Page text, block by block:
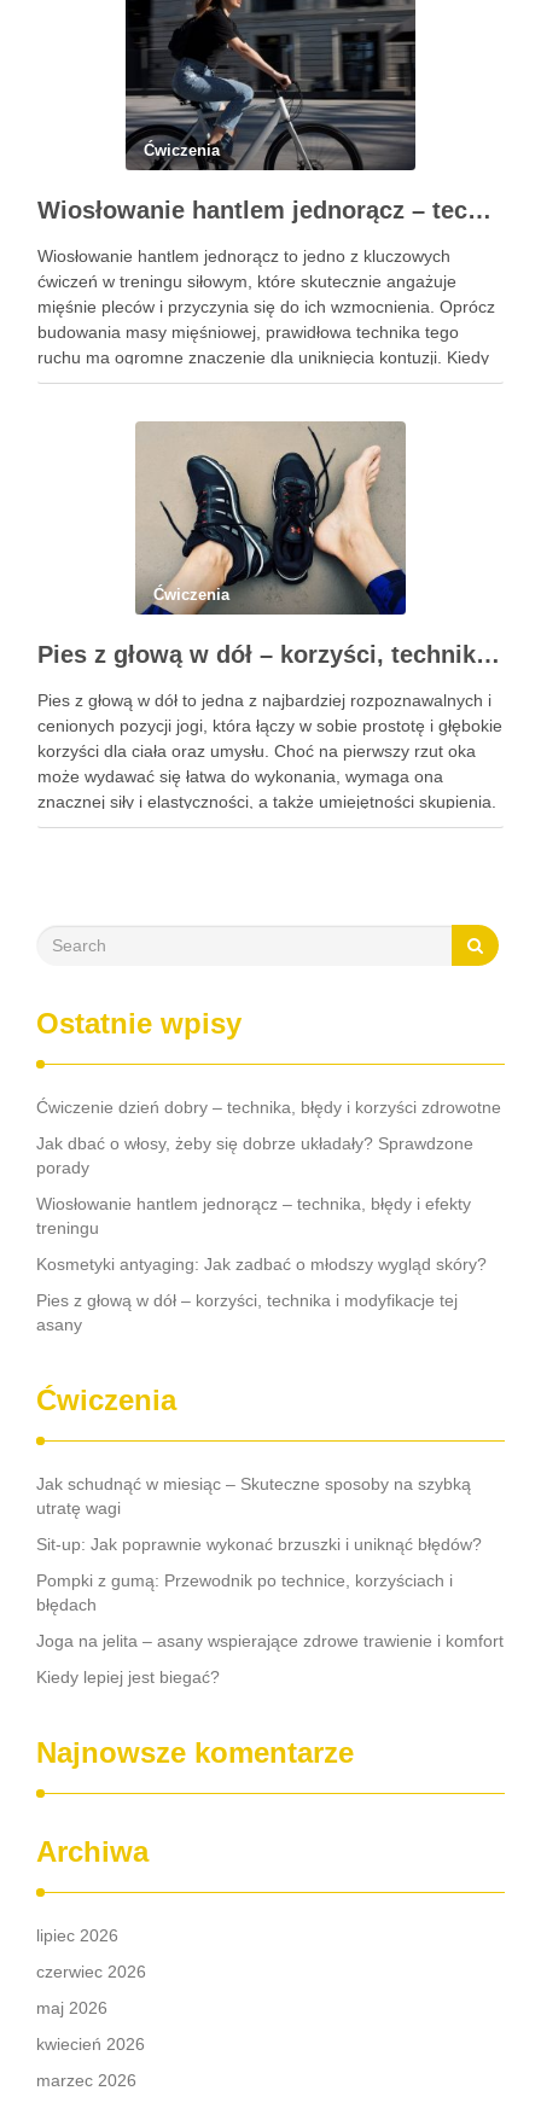
Ćwiczenia
Wiosłowanie hantlem jednorącz – technika, błędy i efekty treningu
Wiosłowanie hantlem jednorącz to jedno z kluczowych
ćwiczeń w treningu siłowym, które skutecznie angażuje
mięśnie pleców i przyczynia się do ich wzmocnienia. Oprócz
budowania masy mięśniowej, prawidłowa technika tego
ruchu ma ogromne znaczenie dla uniknięcia kontuzji. Kiedy
wykonujemy wiosłowanie, skupiamy się nie tylko na ruchu,
Ćwiczenia
Pies z głową w dół – korzyści, technika i modyfikacje tej asany
Pies z głową w dół to jedna z najbardziej rozpoznawalnych i
cenionych pozycji jogi, która łączy w sobie prostotę i głębokie
korzyści dla ciała oraz umysłu. Choć na pierwszy rzut oka
może wydawać się łatwa do wykonania, wymaga ona
znacznej siły i elastyczności, a także umiejętności skupienia.
Regularna praktyka tej …
Ostatnie wpisy
Ćwiczenie dzień dobry – technika, błędy i korzyści zdrowotne
Jak dbać o włosy, żeby się dobrze układały? Sprawdzone
porady
Wiosłowanie hantlem jednorącz – technika, błędy i efekty
treningu
Kosmetyki antyaging: Jak zadbać o młodszy wygląd skóry?
Pies z głową w dół – korzyści, technika i modyfikacje tej
asany
Ćwiczenia
Jak schudnąć w miesiąc – Skuteczne sposoby na szybką
utratę wagi
Sit-up: Jak poprawnie wykonać brzuszki i uniknąć błędów?
Pompki z gumą: Przewodnik po technice, korzyściach i
błędach
Joga na jelita – asany wspierające zdrowe trawienie i komfort
Kiedy lepiej jest biegać?
Najnowsze komentarze
Archiwa
lipiec 2026
czerwiec 2026
maj 2026
kwiecień 2026
marzec 2026